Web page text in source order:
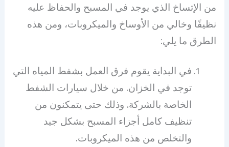
من الإتساخ الذي يوجد في المسبح والحفاظ عليه
نظيفًا وخالي من الأوساخ والميكروبات، ومن هذه
الطرق ما يلي:
في البداية يقوم فرق العمل بشفط المياه التي
توجد في الخزان. من خلال سيارات الشفط
الخاصة بالشركة. وذلك حتى يتمكنون من
تنظيف كامل أجزاء المسبح بشكل جيد
والتخلص من هذه الميكروبات.